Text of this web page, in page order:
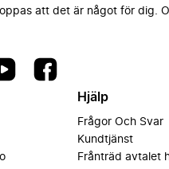
att det är något för dig.
Hjälp
Frågor Och Svar
Kundtjänst
Frånträd avtalet